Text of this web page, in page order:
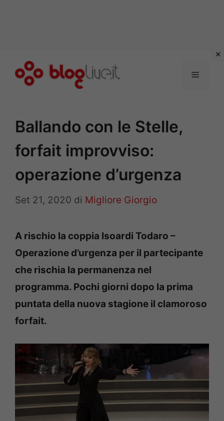
Menu
Ballando con le Stelle,
forfait improvviso:
operazione d’urgenza
Set 21, 2020 di Migliore Giorgio
A rischio la coppia Isoardi Todaro –
Operazione d’urgenza per il partecipante
che rischia la permanenza nel
programma. Pochi giorni dopo la prima
puntata della nuova stagione il clamoroso
forfait.